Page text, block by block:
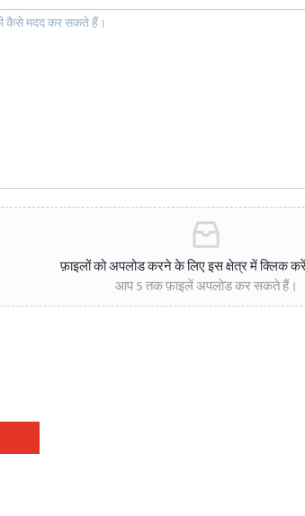
फ़ाइलों को अपलोड करने के लिए इस क्षेत्र में क्लिक
आप 5 तक फ़ाइलें अपलोड कर सकते हैं।